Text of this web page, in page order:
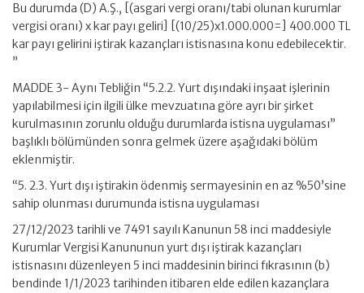
Bu durumda (D) A.Ş., [(asgari vergi oranı/tabi olunan kurumlar
vergisi oranı) x kar payı geliri] [(10/25)x1.000.000=] 400.000 TL
kar payı gelirini iştirak kazançları istisnasına konu edebilecektir.
”
MADDE 3- Aynı Tebliğin “5.2.2. Yurt dışındaki inşaat işlerinin
yapılabilmesi için ilgili ülke mevzuatına göre ayrı bir şirket
kurulmasının zorunlu olduğu durumlarda istisna uygulaması”
başlıklı bölümünden sonra gelmek üzere aşağıdaki bölüm
eklenmiştir.
“5. 2.3. Yurt dışı iştirakin ödenmiş sermayesinin en az %50’sine
sahip olunması durumunda istisna uygulaması
27/12/2023 tarihli ve 7491 sayılı Kanunun 58 inci maddesiyle
Kurumlar Vergisi Kanununun yurt dışı iştirak kazançları
istisnasını düzenleyen 5 inci maddesinin birinci fıkrasının (b)
bendinde 1/1/2023 tarihinden itibaren elde edilen kazançlara